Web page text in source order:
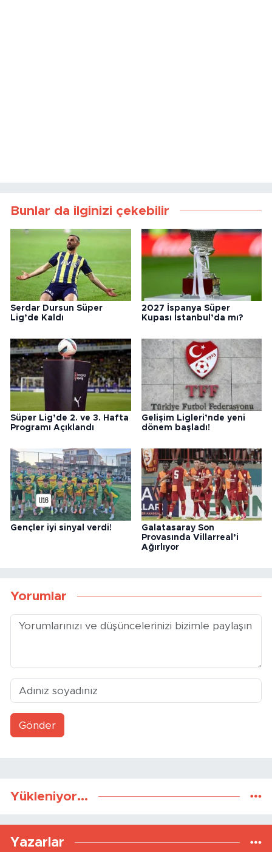
Bunlar da ilginizi çekebilir
Serdar Dursun Süper
Lig’de Kaldı
2027 İspanya Süper
Kupası İstanbul’da mı?
Süper Lig’de 2. ve 3. Hafta
Programı Açıklandı
Gelişim Ligleri’nde yeni
dönem başladı!
Gençler iyi sinyal verdi!
Galatasaray Son
Provasında Villarreal’i
Ağırlıyor
Yorumlar
Gönder
Yükleniyor...
Yazarlar